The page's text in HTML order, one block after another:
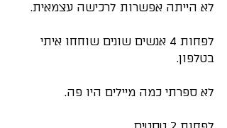
לא הייתה אפשרות לרכישה עצמאית.
לפחות 4 אנשים שונים שוחחו איתי
בטלפון.
לא ספרתי כמה מיילים היו פה.